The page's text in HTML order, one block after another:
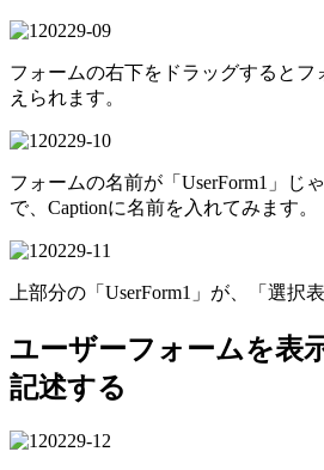
フォームの右下をドラッグすると
えられます。
フォームの名前が「UserForm1」じ
で、Captionに名前を入れてみます。
上部分の「UserForm1」が、「選択
ユーザーフォームを表
記述する